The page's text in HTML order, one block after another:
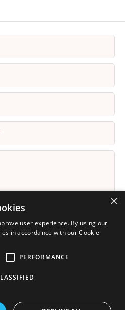
Technology Co., Ltd. -
×
user experience. By using our
in accordance with our Cookie
PERFORMANCE